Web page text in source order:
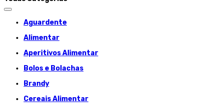
Aguardente
Alimentar
Aperitivos Alimentar
Bolos e Bolachas
Brandy
Cereais Alimentar